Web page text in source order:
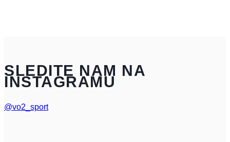
SLEDITE NAM NA
INSTAGRAMU
@vo2_sport